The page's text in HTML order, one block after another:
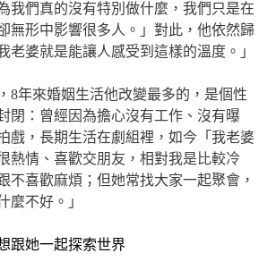
我們真的沒有特別做什麼，我們只是在
無形中影響很多人。」對此，他依然歸
老婆就是能讓人感受到這樣的溫度。」
8年來婚姻生活他改變最多的，是個性
閉：曾經因為擔心沒有工作、沒有曝
戲，長期生活在劇組裡，如今「我老婆
熱情、喜歡交朋友，相對我是比較冷
不喜歡麻煩；但她常找大家一起聚會，
麼不好。」
跟她一起探索世界